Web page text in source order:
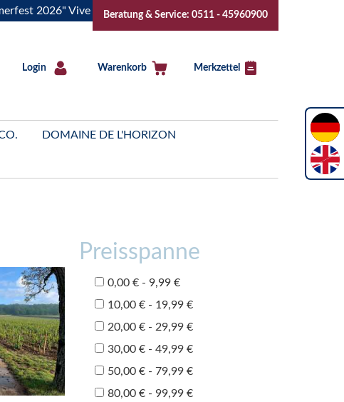
Vive la Bourgogne..Tickets jetzt buchen! "Das
Beratung & Service: 0511 - 45960900
Login Warenkorb Merkzettel
DOMAINE DE L'HORIZON
Preisspanne
0,00 € - 9,99 €
10,00 € - 19,99 €
20,00 € - 29,99 €
30,00 € - 49,99 €
50,00 € - 79,99 €
80,00 € - 99,99 €